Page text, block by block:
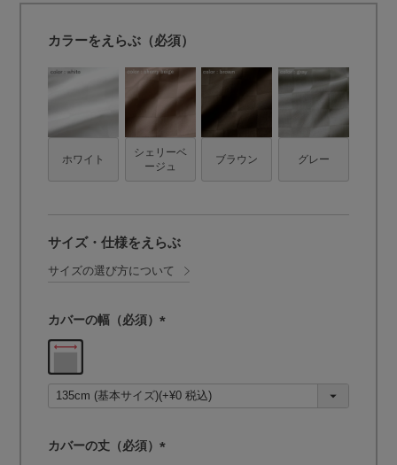
カラーをえらぶ（必須）
ホワイト
シェリーベ
ージュ
ブラウン グレー
サイズ・仕様をえらぶ
サイズの選び方について
カバーの幅（必須）
須
)
カバーの丈（必須）